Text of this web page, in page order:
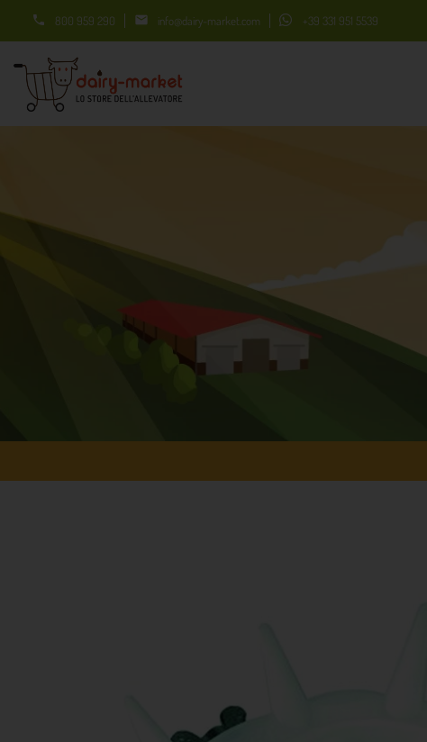
 800 959 290  info@dairy-market.com +39 331 951 5539